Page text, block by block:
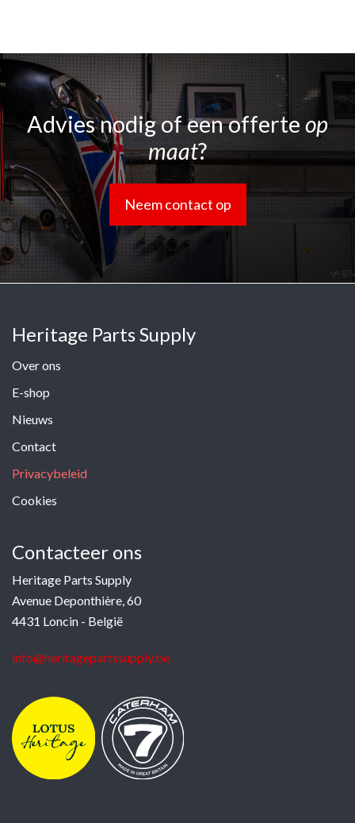
Advies nodig of een offerteop
maat?
Neem contact op
Heritage Parts Supply
Over ons
E-shop
Nieuws
Contact
Privacybeleid
Cookies
Contacteer ons
Heritage Parts Supply
Avenue Deponthière, 60
4431 Loncin - België
info@heritagepartssupply.be